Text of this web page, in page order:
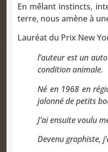
En mêlant instincts,
terre, nous amène à
Lauréat du Prix New
l’auteur est un
condition animale.
Né en 1968 en
jalonné de petits
J’ai ensuite voulu
Devenu graphiste,